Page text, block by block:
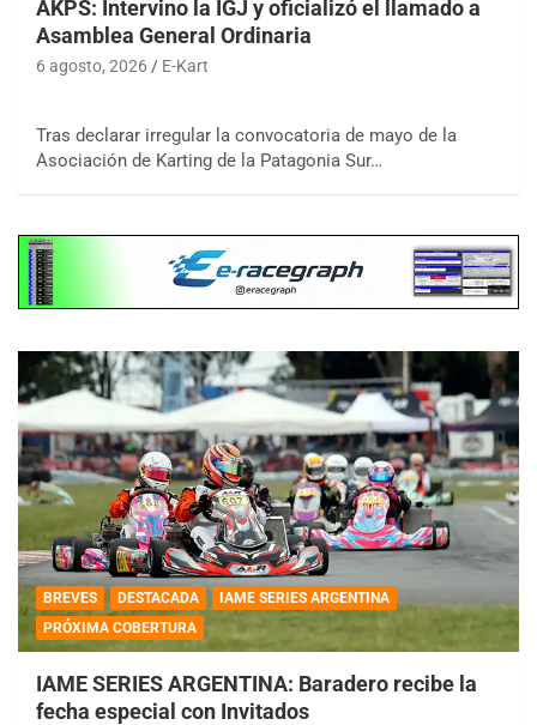
AKPS: Intervino la IGJ y oficializó el llamado a
Asamblea General Ordinaria
6 agosto, 2026 E-Kart
Tras declarar irregular la convocatoria de mayo de la
Asociación de Karting de la Patagonia Sur…
BREVES DESTACADA
IAME SERIES ARGENTINA
PRÓXIMA COBERTURA
IAME SERIES ARGENTINA: Baradero recibe la
fecha especial con Invitados